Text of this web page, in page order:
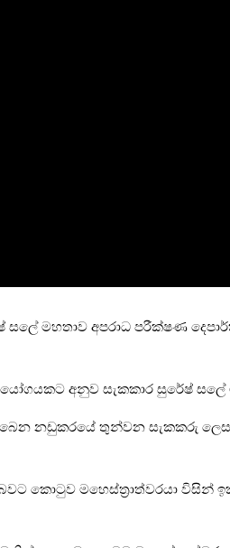
සලේ මහතාව අපරාධ පරීක්ෂණ
අනුව සැකකාර සුරේෂ් සලේ
නඩුකරයේ තුන්වන සැකකරු
කොටුව මහෙස්ත්‍රාත්වරයා විසින්